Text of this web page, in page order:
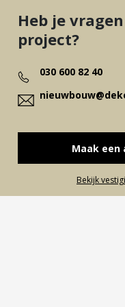
Heb je
project?
030 600 82 40
Maak een
Bekijk